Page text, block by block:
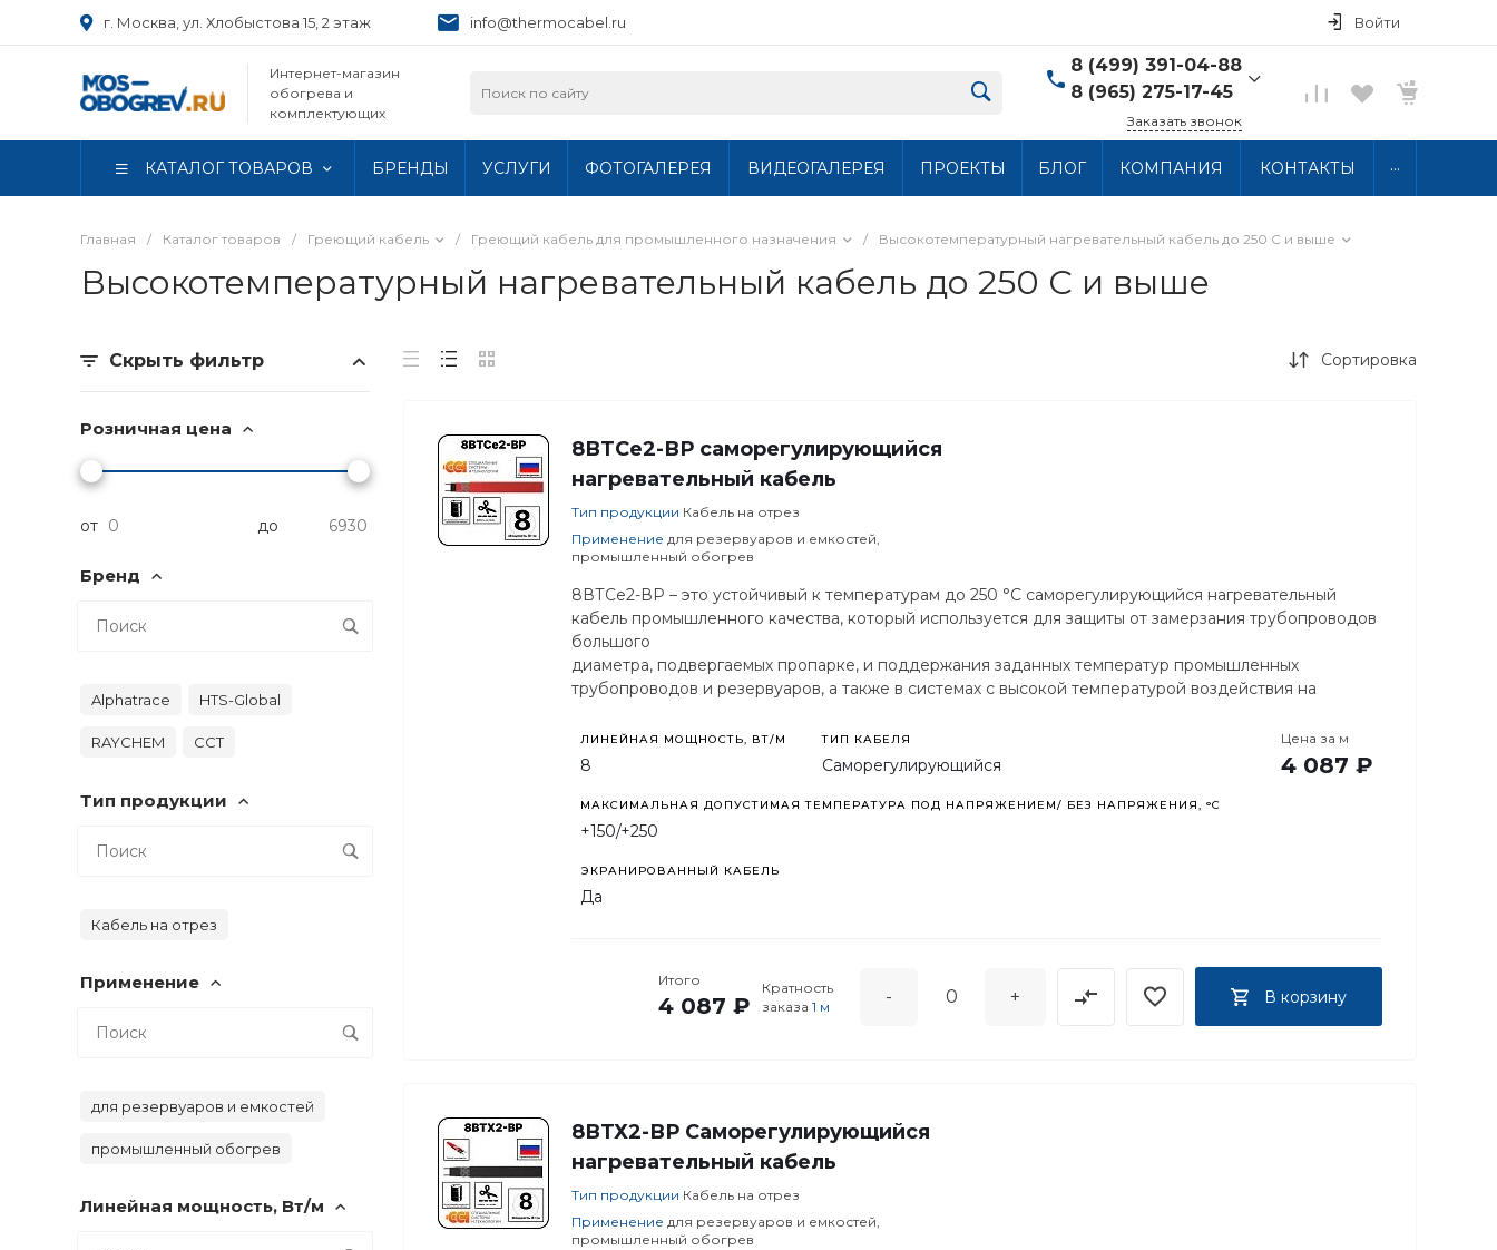
г. Москва, ул. Хлобыстова 15, 2 этаж info@thermocabel.ru Войти
Интернет-магазин
обогрева и
комплектующих
8 (499) 391-04-88
8 (965) 275-17-45
8 (499) 391-04-88
Хлобыстова 15, 2 этаж
Вс: Выходной
Заказать звонок
КАТАЛОГ ТОВАРОВ БРЕНДЫ УСЛУГИ ФОТОГАЛЕРЕЯ ВИДЕОГАЛЕРЕЯ ПРОЕКТЫ БЛОГ КОМПАНИЯ КОНТАКТЫ ...
Главная / Каталог товаров / Греющий кабель / Греющий кабель для промышленного назначения / Высокотемпературный нагревательный кабель до 250 C и выше
Высокотемпературный нагревательный кабель до 250 C и выше
Скрыть фильтр
Розничная цена
от до
Бренд
Alphatrace HTS-Global
RAYCHEM ССТ
Тип продукции
Кабель на отрез
Применение
для резервуаров и емкостей
промышленный обогрев
Линейная мощность, Вт/м
Сортировка
8ВТСе2-ВР саморегулирующийся
нагревательный кабель
Тип продукции Кабель на отрез
Применение для резервуаров и емкостей,
промышленный обогрев
8ВТСе2-ВР – это устойчивый к температурам до 250 °С саморегулирующийся нагревательный
кабель промышленного качества, который используется для защиты от замерзания трубопроводов
большого
диаметра, подвергаемых пропарке, и поддержания заданных температур промышленных
трубопроводов и резервуаров, а также в системах с высокой температурой воздействия на
ЛИНЕЙНАЯ МОЩНОСТЬ, ВТ/М
8
ТИП КАБЕЛЯ
Саморегулирующийся
МАКСИМАЛЬНАЯ ДОПУСТИМАЯ ТЕМПЕРАТУРА ПОД НАПРЯЖЕНИЕМ/ БЕЗ НАПРЯЖЕНИЯ, °C
+150/+250
ЭКРАНИРОВАННЫЙ КАБЕЛЬ
Да
Цена за м
4 087 ₽
Итого
4 087 ₽
Кратность
заказа 1 м - + В корзину
8ВТХ2-ВР Саморегулирующийся
нагревательный кабель
Тип продукции Кабель на отрез
Применение для резервуаров и емкостей,
промышленный обогрев